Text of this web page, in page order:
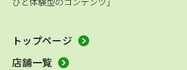
トップページ
店舗一覧